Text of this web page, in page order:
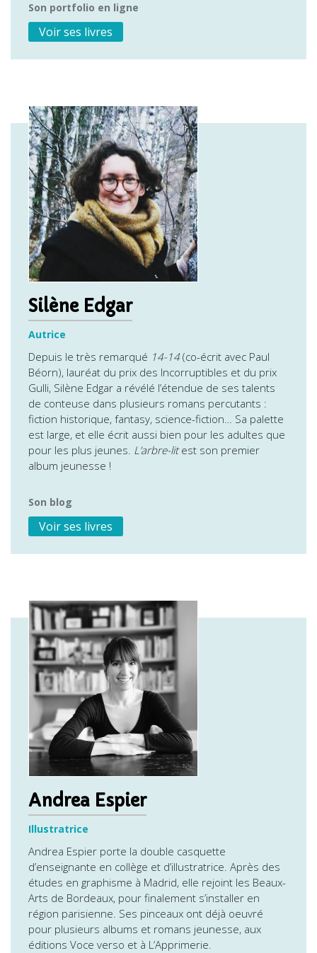
Son portfolio en ligne
Voir ses livres
Silène Edgar
Autrice
Depuis le très remarqué 14-14 (co-écrit avec Paul
Béorn), lauréat du prix des Incorruptibles et du prix
Gulli, Silène Edgar a révélé l’étendue de ses talents
de conteuse dans plusieurs romans percutants :
fiction historique, fantasy, science-fiction… Sa palette
est large, et elle écrit aussi bien pour les adultes que
pour les plus jeunes. L’arbre-litest son premier
album jeunesse !
Son blog
Voir ses livres
Andrea Espier
Illustratrice
Andrea Espier porte la double casquette
d’enseignante en collège et d’illustratrice. Après des
études en graphisme à Madrid, elle rejoint les Beaux-
Arts de Bordeaux, pour finalement s’installer en
région parisienne. Ses pinceaux ont déjà oeuvré
pour plusieurs albums et romans jeunesse, aux
éditions Voce verso et à L’Apprimerie.